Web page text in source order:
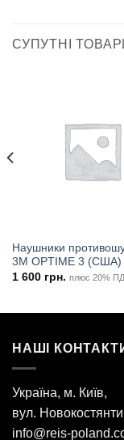
СУПУТНІ
Наушники
3M OPTIME 3 (США)
1 600 грн. плюс 20%
НАШІ
Україна, м. Київ,
вул.
info@reis-